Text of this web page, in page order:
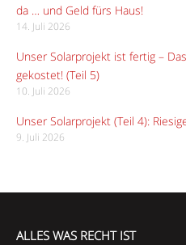
da … und Geld fürs Haus!
14. Juli 2026
Unser Solarprojekt ist fertig –
gekostet! (Teil 5)
10. Juli 2026
Unser Solarprojekt (Teil 4):
9. Juli 2026
ALLES WAS RECHT IST